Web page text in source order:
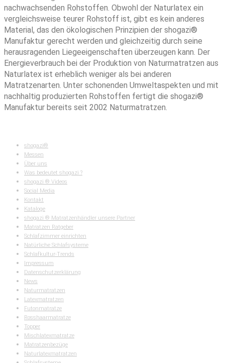
nachwachsenden Rohstoffen. Obwohl der Naturlatex ein
vergleichsweise teurer Rohstoff ist, gibt es kein anderes
Material, das den ökologischen Prinzipien der shogazi®
Manufaktur gerecht werden und gleichzeitig durch seine
herausragenden Liegeeigenschaften überzeugen kann. Der
Energieverbrauch bei der Produktion von Naturmatratzen aus
Naturlatex ist erheblich weniger als bei anderen
Matratzenarten. Unter schonenden Umweltaspekten und mit
nachhaltig produzierten Rohstoffen fertigt die shogazi®
Manufaktur bereits seit 2002 Naturmatratzen.
shogazi®
Messen
Über uns
Was bedeutet shogazi ?
shogazi ® Videos
Social Media
Kontakt
Kataloge
shogazi ® Matratzenhändler unsere Partner
Matratzen Ratgeber
Schlafzimmer einrichten
Natürliche Schlafsysteme
Schlafkultur-Trends
Impressum
Datenschutzerklärung
News
Naturmatratzen
Latexmatratzen
Futonmatratze
Rosshaarmatratze
Topper
Mischlatexmatratze
Matratzenbezüge
Naturlatexmatratzen